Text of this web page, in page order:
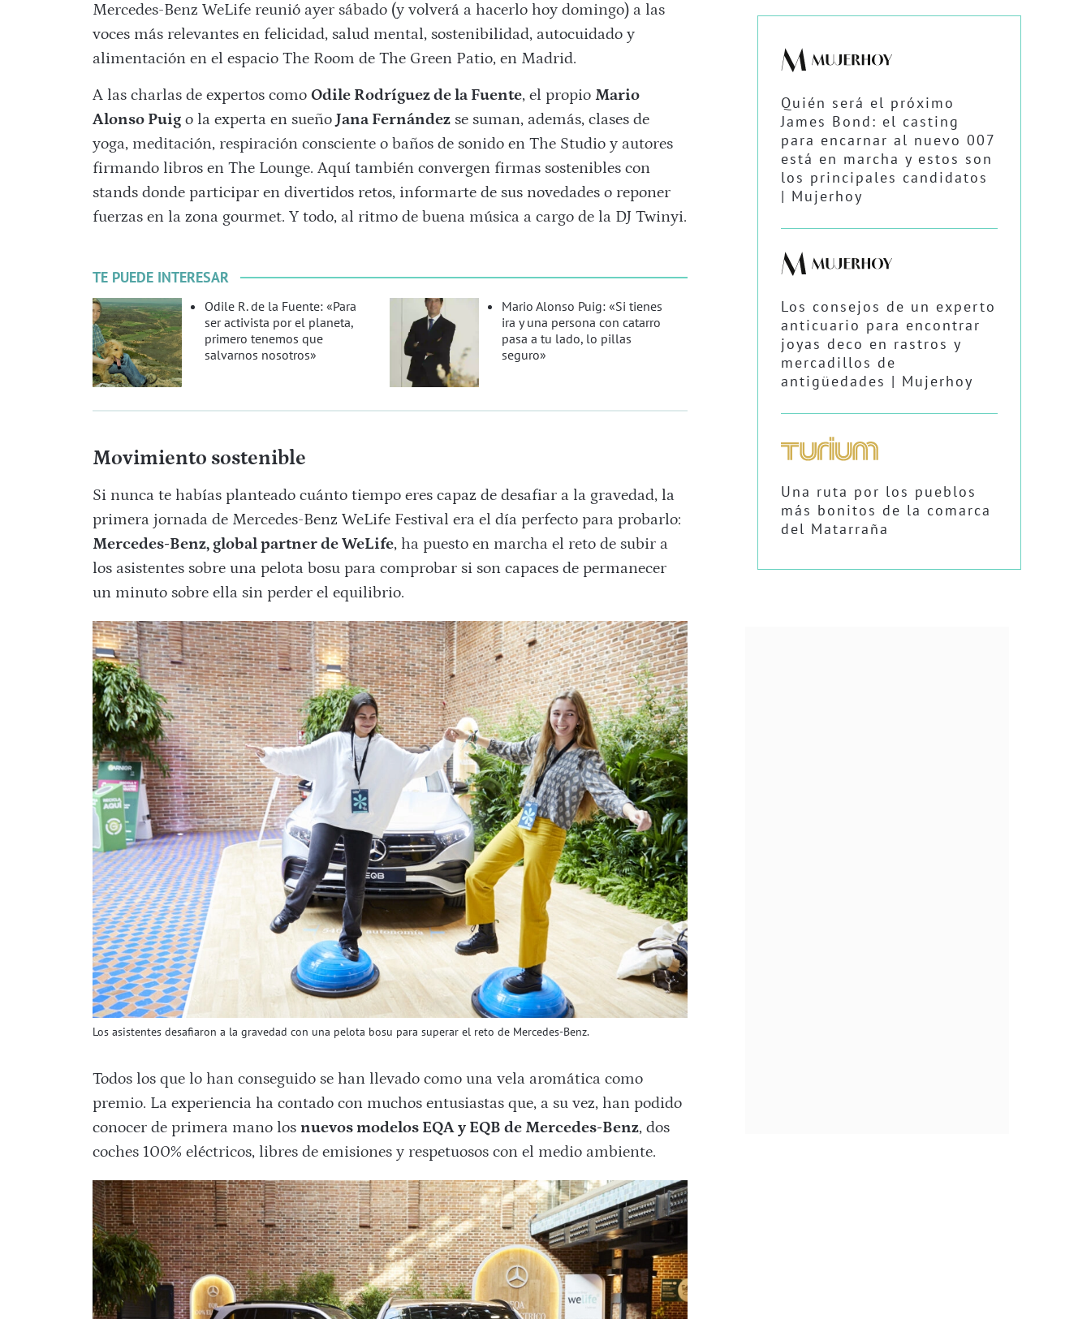
Mercedes-Benz WeLife reunió ayer sábado (y volverá a hacerlo hoy domingo) a las
voces más relevantes en felicidad, salud mental, sostenibilidad, autocuidado y
alimentación en el espacio The Room de The Green Patio, en Madrid.
A las charlas de expertos como Odile Rodríguez de la Fuente, el propio Mario
Alonso Puigo la experta en sueño Jana Fernándezse suman, además, clases de
yoga, meditación, respiración consciente o baños de sonido en The Studio y autores
firmando libros en The Lounge. Aquí también convergen firmas sostenibles con
stands donde participar en divertidos retos, informarte de sus novedades o reponer
fuerzas en la zona gourmet. Y todo, al ritmo de buena música a cargo de la DJ Twinyi.
TE PUEDE INTERESAR
Odile R. de la Fuente: «Para
ser activista por el planeta,
primero tenemos que
salvarnos nosotros»
Mario Alonso Puig: «Si tienes
ira y una persona con catarro
pasa a tu lado, lo pillas
seguro»
Movimiento sostenible
Si nunca te habías planteado cuánto tiempo eres capaz de desafiar a la gravedad, la
primera jornada de Mercedes-Benz WeLife Festival era el día perfecto para probarlo:
Mercedes-Benz, global partner de WeLife, ha puesto en marcha el reto de subir a
los asistentes sobre una pelota bosu para comprobar si son capaces de permanecer
un minuto sobre ella sin perder el equilibrio.
Los asistentes desafiaron a la gravedad con una pelota bosu para superar el reto de Mercedes-Benz.
Todos los que lo han conseguido se han llevado como una vela aromática como
premio. La experiencia ha contado con muchos entusiastas que, a su vez, han podido
conocer de primera mano los nuevos modelos EQA y EQB de Mercedes-Benz, dos
coches 100% eléctricos, libres de emisiones y respetuosos con el medio ambiente.
Quién será el próximo
James Bond: el casting
para encarnar al nuevo 007
está en marcha y estos son
los principales candidatos
| Mujerhoy
Los consejos de un experto
anticuario para encontrar
joyas deco en rastros y
mercadillos de
antigüedades | Mujerhoy
Una ruta por los pueblos
más bonitos de la comarca
del Matarraña